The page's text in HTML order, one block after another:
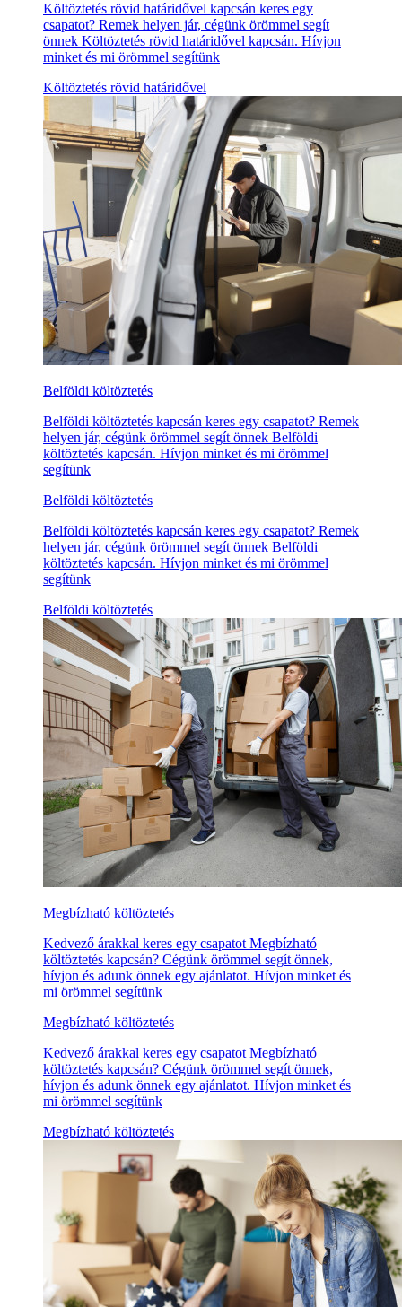
Költöztetés rövid határidővel kapcsán keres egy
csapatot? Remek helyen jár, cégünk örömmel segít
önnek Költöztetés rövid határidővel kapcsán. Hívjon
minket és mi örömmel segítünk
Költöztetés rövid határidővel
Belföldi költöztetés
Belföldi költöztetés kapcsán keres egy csapatot? Remek
helyen jár, cégünk örömmel segít önnek Belföldi
költöztetés kapcsán. Hívjon minket és mi örömmel
segítünk
Belföldi költöztetés
Belföldi költöztetés kapcsán keres egy csapatot? Remek
helyen jár, cégünk örömmel segít önnek Belföldi
költöztetés kapcsán. Hívjon minket és mi örömmel
segítünk
Belföldi költöztetés
Megbízható költöztetés
Kedvező árakkal keres egy csapatot Megbízható
költöztetés kapcsán? Cégünk örömmel segít önnek,
hívjon és adunk önnek egy ajánlatot. Hívjon minket és
mi örömmel segítünk
Megbízható költöztetés
Kedvező árakkal keres egy csapatot Megbízható
költöztetés kapcsán? Cégünk örömmel segít önnek,
hívjon és adunk önnek egy ajánlatot. Hívjon minket és
mi örömmel segítünk
Megbízható költöztetés